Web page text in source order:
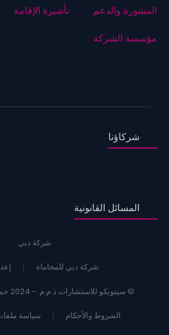
المشورة والدعم
تأشيرة الإقامة
مؤسسة الشركة
شركاؤنا
المسائل القانونية
شركة دبي
شركة دبي للمحاماة
© سيتوبكو للاستشارات ذ.م.م. - 2024 جميع الحقوق محفوظة.
الشروط والأحكام سياسة